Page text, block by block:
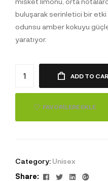
buluşarak serinletici bir
odunsu amber kokuyu
yaratıyor.
ADD TO
FAVORILERE EKLE
Category: Unisex
Share:
Facebook
TwitterLinkedin